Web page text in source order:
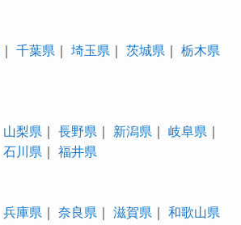
｜ 千葉県 ｜ 埼玉県 ｜ 茨城県 ｜ 栃木県
山梨県 ｜ 長野県 ｜ 新潟県 ｜ 岐阜県 ｜
石川県 ｜ 福井県
兵庫県 ｜ 奈良県 ｜ 滋賀県 ｜ 和歌山県